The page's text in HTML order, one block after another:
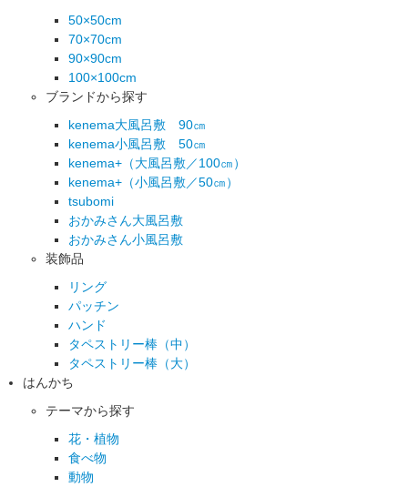
50×50cm
70×70cm
90×90cm
100×100cm
ブランドから探す
kenema大風呂敷 90㎝
kenema小風呂敷 50㎝
kenema+（大風呂敷／100㎝）
kenema+（小風呂敷／50㎝）
tsubomi
おかみさん大風呂敷
おかみさん小風呂敷
装飾品
リング
パッチン
ハンド
タペストリー棒（中）
タペストリー棒（大）
はんかち
テーマから探す
花・植物
食べ物
動物